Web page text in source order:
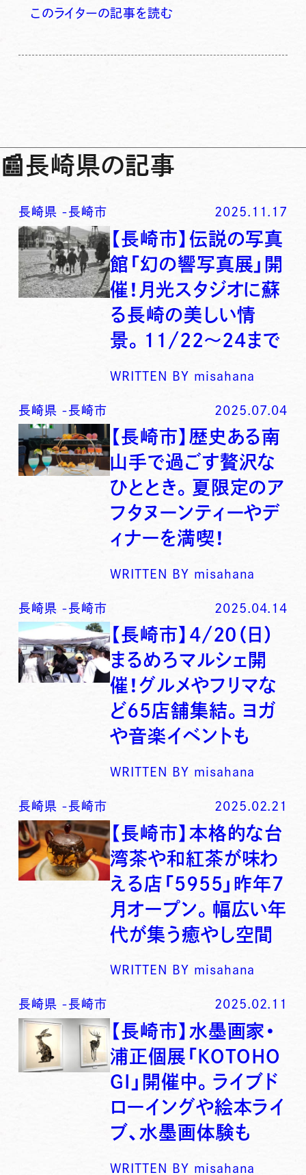
このライターの記事を読む
📰長崎県の記事
長崎県 -長崎市 2025.11.17
【長崎市】伝説の写真
館「幻の響写真展」開
催！月光スタジオに蘇
る長崎の美しい情
景。11/22～24まで
WRITTEN BY misahana
長崎県 -長崎市 2025.07.04
【長崎市】歴史ある南
山手で過ごす贅沢な
ひととき。夏限定のア
フタヌーンティーやデ
ィナーを満喫！
WRITTEN BY misahana
長崎県 -長崎市 2025.04.14
【長崎市】4/20（日）
まるめろマルシェ開
催！グルメやフリマな
ど65店舗集結。ヨガ
や音楽イベントも
WRITTEN BY misahana
長崎県 -長崎市 2025.02.21
【長崎市】本格的な台
湾茶や和紅茶が味わ
える店「5955」昨年7
月オープン。幅広い年
代が集う癒やし空間
WRITTEN BY misahana
長崎県 -長崎市 2025.02.11
【長崎市】水墨画家・
浦正個展「KOTOHO
GI」開催中。ライブド
ローイングや絵本ライ
ブ、水墨画体験も
WRITTEN BY misahana